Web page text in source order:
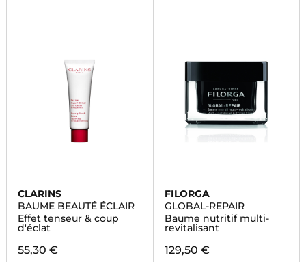
CLARINS
BAUME BEAUTÉ ÉCLAIR
Effet tenseur & coup
d'éclat
55,30 €
FILORGA
GLOBAL-REPAIR
Baume nutritif multi-
revitalisant
129,50 €